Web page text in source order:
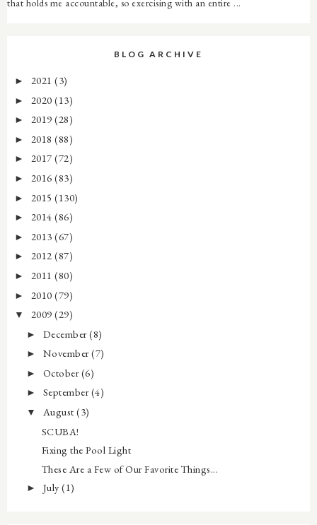
that holds me accountable, so exercising with an entire ...
BLOG ARCHIVE
► 2021 (3)
► 2020 (13)
► 2019 (28)
► 2018 (88)
► 2017 (72)
► 2016 (83)
► 2015 (130)
► 2014 (86)
► 2013 (67)
► 2012 (87)
► 2011 (80)
► 2010 (79)
▼ 2009 (29)
► December(8)
► November(7)
► October(6)
► September(4)
▼ August(3)
SCUBA!
Fixing the Pool Light
These Are a Few of Our Favorite Things...
► July(1)